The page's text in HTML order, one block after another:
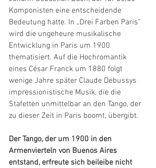
Komponisten eine entscheidende
Bedeutung hatte. In „Drei Farben Paris“
wird die ungeheure musikalische
Entwicklung in Paris um 1900
thematisiert. Auf die Hochromantik
eines César Franck um 1880 folgt
wenige Jahre später Claude Debussys
impressionistische Musik, die die
Stafetten unmittelbar an den Tango, der
zu dieser Zeit in Paris boomt, übergibt.
Der Tango, der um 1900 in den
Armenvierteln von Buenos Aires
entstand, erfreute sich beileibe nicht